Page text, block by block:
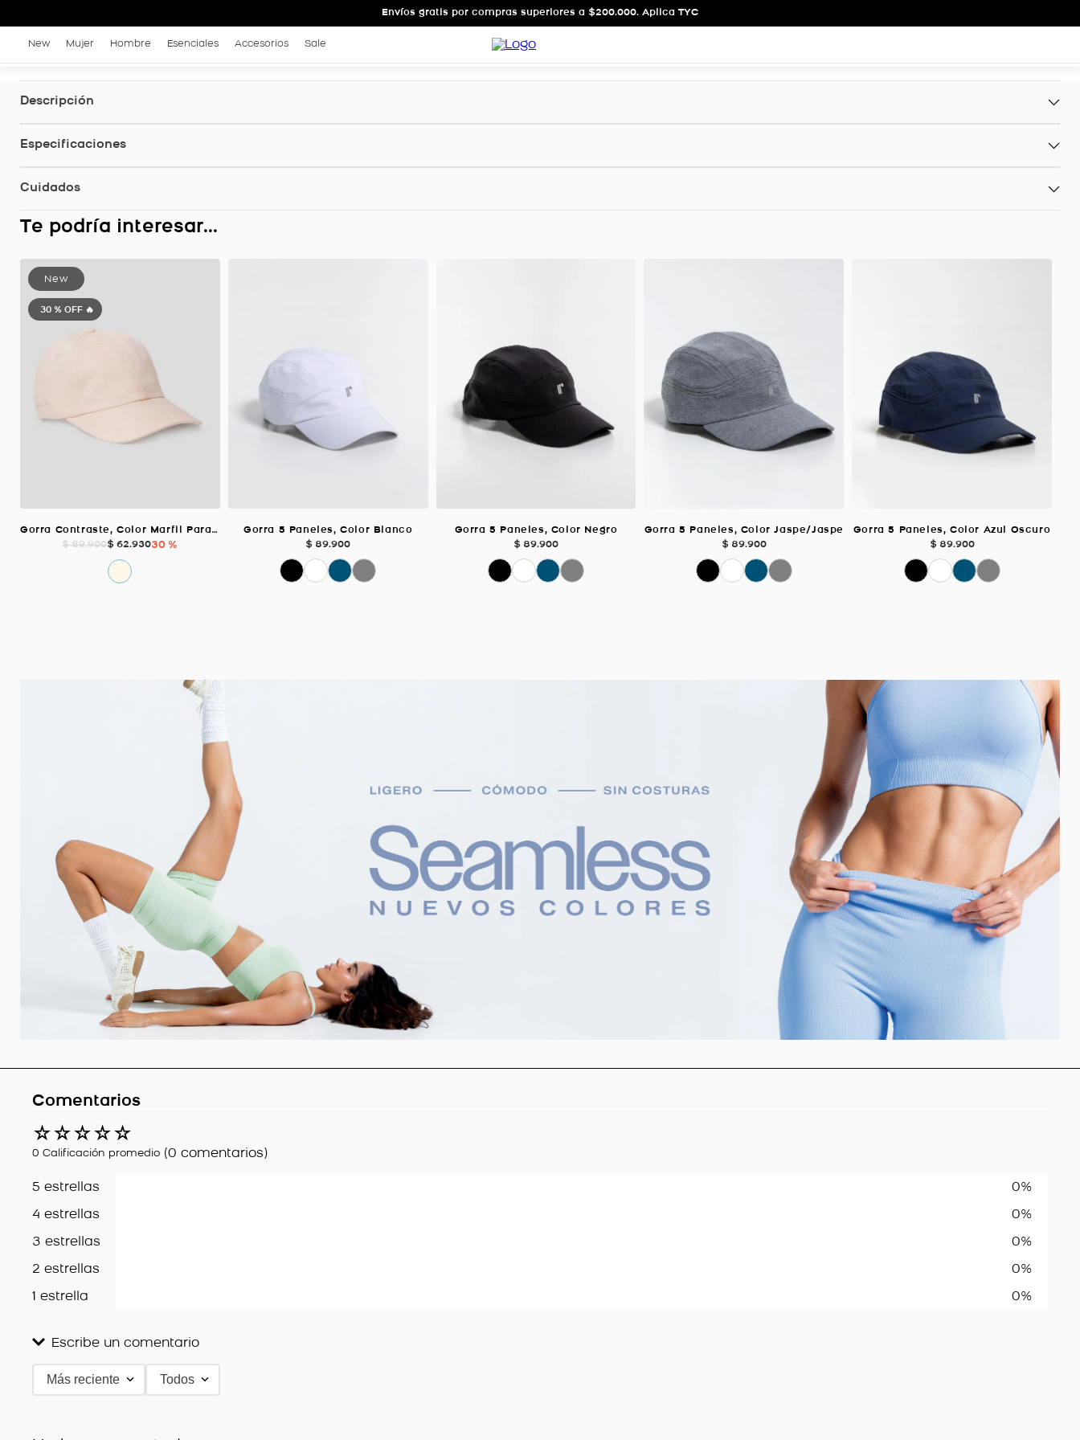
Envíos gratis por compras superiores a $200.000. Aplica TYC
New Mujer Hombre Esenciales Accesorios Sale
Descripción
Especificaciones
Cuidados
Te podría interesar...
30 % OFF 🔥
Gorra Contraste, Color Marfil Para Unisex
$ 89.900$ 62.93030 %
Gorra 5 Paneles, Color Blanco
$ 89.900
Gorra 5 Paneles, Color Negro
$ 89.900
Gorra 5 Paneles, Color Jaspe/Jaspe
$ 89.900
Gorra 5 Paneles, Color Azul Oscuro
$ 89.900
Comentarios
☆☆☆☆☆
0 Calificación promedio (0 comentarios)
5 estrellas 0%
4 estrellas 0%
3 estrellas 0%
2 estrellas 0%
1 estrella 0%
Escribe un comentario
Agregar comentario
Más reciente Todos